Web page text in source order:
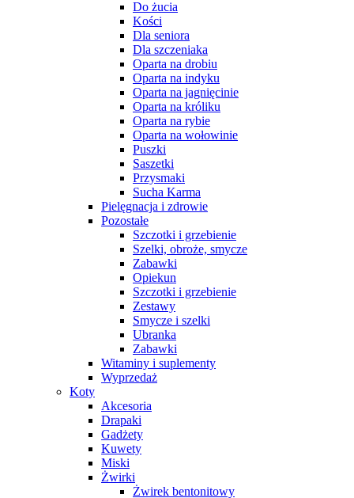
Do żucia
Kości
Dla seniora
Dla szczeniaka
Oparta na drobiu
Oparta na indyku
Oparta na jagnięcinie
Oparta na króliku
Oparta na rybie
Oparta na wołowinie
Puszki
Saszetki
Przysmaki
Sucha Karma
Pielęgnacja i zdrowie
Pozostałe
Szczotki i grzebienie
Szelki, obroże, smycze
Zabawki
Opiekun
Szczotki i grzebienie
Zestawy
Smycze i szelki
Ubranka
Zabawki
Witaminy i suplementy
Wyprzedaż
Koty
Akcesoria
Drapaki
Gadżety
Kuwety
Miski
Żwirki
Żwirek bentonitowy